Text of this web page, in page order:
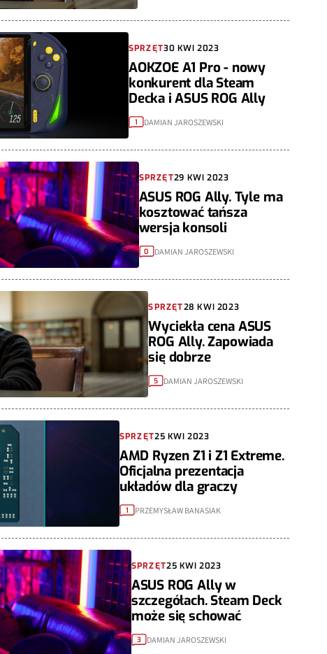
SPRZĘT30 KWI 2023
AOKZOE A1 Pro - nowy
konkurent dla Steam
Decka i ASUS ROG Ally
1 DAMIAN JAROSZEWSKI
SPRZĘT29 KWI 2023
ASUS ROG Ally. Tyle ma
kosztować tańsza
wersja konsoli
0 DAMIAN JAROSZEWSKI
SPRZĘT28 KWI 2023
Wyciekła cena ASUS
ROG Ally. Zapowiada
się dobrze
5 DAMIAN JAROSZEWSKI
SPRZĘT25 KWI 2023
AMD Ryzen Z1 i Z1 Extreme.
Oficjalna prezentacja
układów dla graczy
1 PRZEMYSŁAW BANASIAK
SPRZĘT25 KWI 2023
ASUS ROG Ally w
szczegółach. Steam Deck
może się schować
3 DAMIAN JAROSZEWSKI